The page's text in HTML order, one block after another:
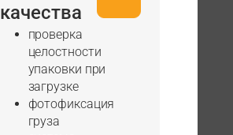
качества
проверка
целостности
упаковки при
загрузке
фотофиксация
груза